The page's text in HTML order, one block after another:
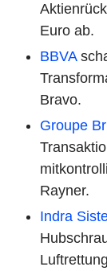
Euro ab.
BBVA
Bravo.
Groupe
Rayner.
Indra